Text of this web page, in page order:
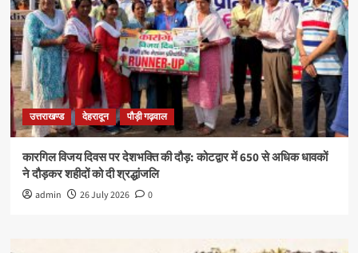
उत्तराखण्ड देहरादून पौड़ी गढ़वाल
कारगिल विजय दिवस पर देशभक्ति की दौड़: कोटद्वार में 650 से अधिक धावकों
ने दौड़कर शहीदों को दी श्रद्धांजलि
admin 26 July 2026 0